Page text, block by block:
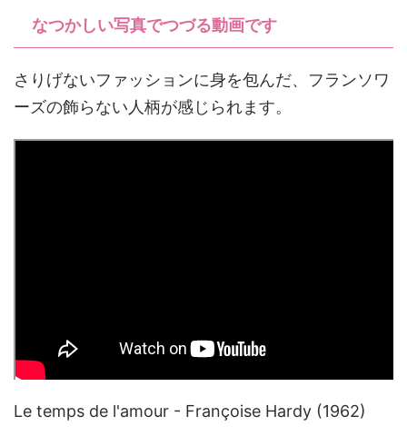
なつかしい写真でつづる動画です
さりげないファッションに身を包んだ、フランソワ
ーズの飾らない人柄が感じられます。
Le temps de l'amour - Françoise Hardy (1962)